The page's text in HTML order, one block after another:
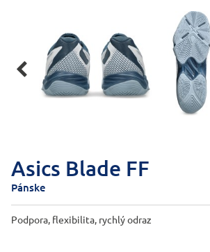

Asics Blade FF
Pánske
Podpora, flexibilita, rychlý odraz